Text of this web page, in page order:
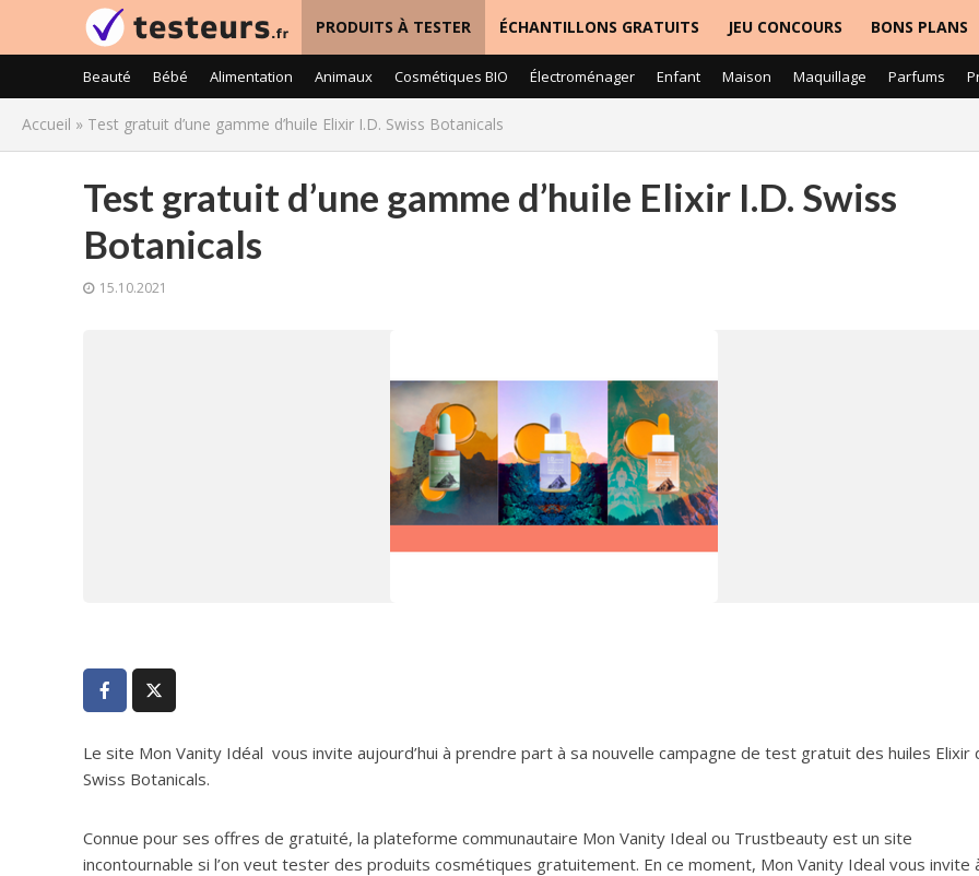
PRODUITS À TESTER ÉCHANTILLONS GRATUITS JEU CONCOURS BONS PLANS
Beauté Bébé Alimentation Animaux Cosmétiques BIO Électroménager Enfant Maison Maquillage Parfums
Accueil » Test gratuit d’une gamme d’huile Elixir I.D. Swiss Botanicals
Test gratuit d’une gamme d’huile Elixir I.D. Swiss
Botanicals
15.10.2021
Le site Mon Vanity Idéal vous invite aujourd’hui à prendre part à sa nouvelle campagne de test gratuit des huiles Elixir
Swiss Botanicals.
Connue pour ses offres de gratuité, la plateforme communautaire Mon Vanity Ideal ou Trustbeauty est un site
incontournable si l’on veut tester des produits cosmétiques gratuitement. En ce moment, Mon Vanity Ideal vous invite